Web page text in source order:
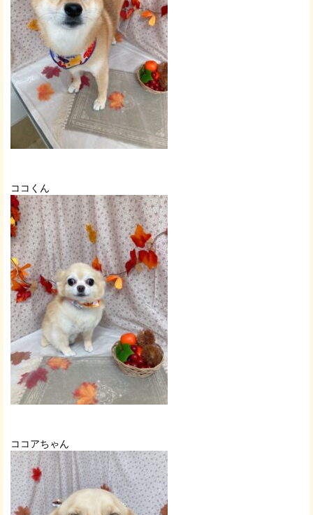
ココくん
ココアちゃん